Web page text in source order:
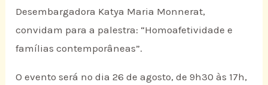
Desembargadora Katya Maria Monnerat,
convidam para a palestra: “Homoafetividade e
famílias contemporâneas”.
O evento será no dia 26 de agosto, de 9h30 às 17h,